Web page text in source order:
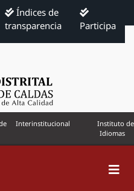
Índices de
transparencia
Participa
Interinstitucional
Instituto de
Idiomas